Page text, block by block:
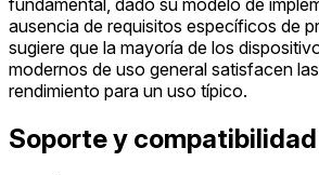
fundamental, dado su modelo de
ausencia de requisitos específicos de
sugiere que la mayoría de los
modernos de uso general satisfacen
rendimiento para un uso típico.
Soporte y compatibilidad